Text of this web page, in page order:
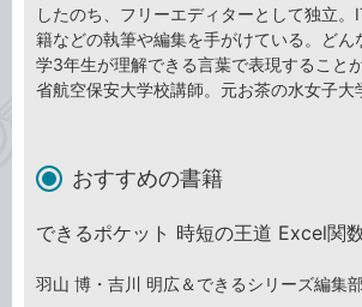
したのち、フリーエディターとして独立
籍などの執筆や編集を手がけている。どん
学3年生が理解できる言葉で表現すること
省航空保安大学校講師。元お茶の水女子大
おすすめの書籍
できるポケット 時短の王道 Excel関
羽山 博・吉川 明広＆できるシリーズ編集部